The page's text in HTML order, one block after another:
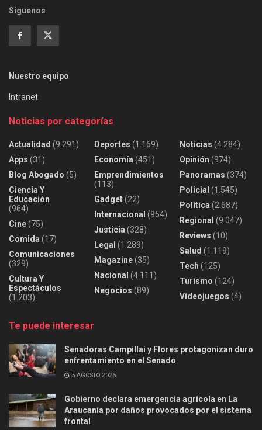
Siguenos
Nuestro equipo
Intranet
Noticias por categorías
Actualidad (9.291)
Apps (31)
Blog Abogado (5)
Ciencia Y
Educación
(964)
Cine(75)
Comida (17)
Comunicaciones
(329)
Cultura Y
Espectáculos
(1.203)
Deportes (1.169)
Economía (451)
Emprendimientos
(113)
Gadget(22)
Internacional (954)
Justicia (328)
Legal (1.289)
Magazine(35)
Nacional (4.111)
Negocios (89)
Noticias (4.284)
Opinión (974)
Panoramas (374)
Policial (1.545)
Política (2.687)
Regional (9.047)
Reviews (10)
Salud (1.119)
Tech (125)
Turismo (124)
Videojuegos (4)
Te puede interesar
Senadoras Campillai y Flores protagonizan duro
enfrentamiento en el Senado
5 AGOSTO 2026
Gobierno declara emergencia agrícola en La
Araucanía por daños provocados por el sistema
frontal